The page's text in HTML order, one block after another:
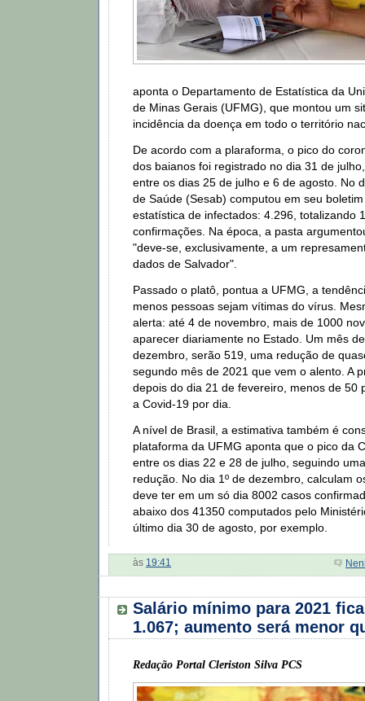
aponta o Departamento de Estatística da
de Minas Gerais (UFMG), que montou um
incidência da doença em todo o território
De acordo com a plaraforma, o pico do
dos baianos foi registrado no dia 31 de
entre os dias 25 de julho e 6 de agosto. No
de Saúde (Sesab) computou em seu
estatística de infectados: 4.296, totalizando
confirmações. Na época, a pasta
"deve-se, exclusivamente, a um
dados de Salvador".
Passado o platô, pontua a UFMG, a
menos pessoas sejam vítimas do vírus.
alerta: até 4 de novembro, mais de 1000
aparecer diariamente no Estado. Um mês
dezembro, serão 519, uma redução de
segundo mês de 2021 que vem o alento. A
depois do dia 21 de fevereiro, menos de 50
a Covid-19 por dia.
A nível de Brasil, a estimativa também é
plataforma da UFMG aponta que o pico da
entre os dias 22 e 28 de julho, seguindo
redução. No dia 1º de dezembro, calculam
deve ter em um só dia 8002 casos
abaixo dos 41350 computados pelo
último dia 30 de agosto, por exemplo.
às 19:41
Salário mínimo para 2021
1.067; aumento será menor
Redação Portal Cleriston Silva PCS